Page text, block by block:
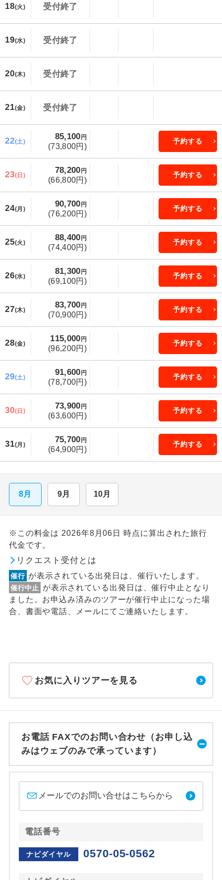
18(火) 受付終了
19(水) 受付終了
20(木) 受付終了
21(金) 受付終了
22(土)
85,100 円
(73,800円)
予約する
23(日)
78,200 円
(66,800円)
予約する
24(月)
90,700 円
(76,200円)
予約する
25(火)
88,400 円
(74,400円)
予約する
26(水)
81,300 円
(69,100円)
予約する
27(木)
83,700 円
(70,900円)
予約する
28(金)
115,000 円
(96,200円)
予約する
29(土)
91,600 円
(78,700円)
予約する
30(日)
73,900 円
(63,600円)
予約する
31(月)
75,700 円
(64,900円)
予約する
8月 9月 10月
※この料金は 2026年8月06日 時点に算出された旅行
代金です。
リクエスト受付とは
催行 が表示されている出発日は、催行いたします。
催行中止
が表示されている出発日は、催行中止となり
ました。お申込み済みのツアーが催行中止になった場
合、書面や電話、メールにてご連絡いたします。
お気に入りツアーを見る
お電話 FAXでのお問い合わせ（お申し込
みはウェブのみで承っています）
メールでのお問い合せはこちらから
電話番号
ナビダイヤル 0570-05-0562